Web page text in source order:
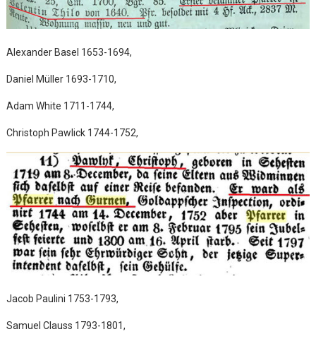
Alexander Basel 1653-1694,
Daniel Müller 1693-1710,
Adam White 1711-1744,
Christoph Pawlick 1744-1752,
Jacob Paulini 1753-1793,
Samuel Clauss 1793-1801,